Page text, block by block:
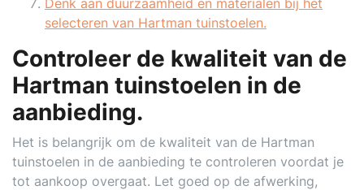
Denk aan duurzaamheid en materialen bij het
selecteren van Hartman tuinstoelen.
Controleer de kwaliteit van de
Hartman tuinstoelen in de
aanbieding.
Het is belangrijk om de kwaliteit van de Hartman
tuinstoelen in de aanbieding te controleren voordat je
tot aankoop overgaat. Let goed op de afwerking,